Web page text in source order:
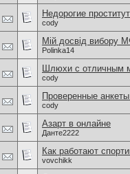
Недорогие
cody
Мій досвід вибору
Polinka14
Шлюхи с отличным
cody
Проверенные
cody
Азарт в онлайне
Данте2222
Как работают
vovchikk